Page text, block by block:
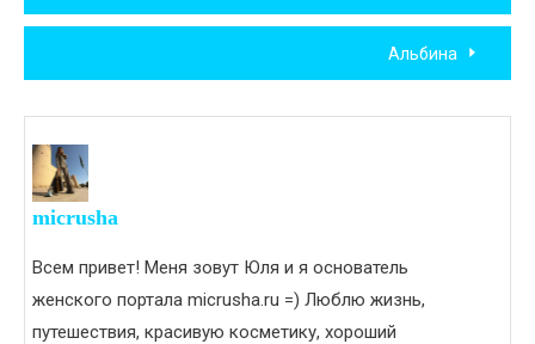
по
записям
Альбина
micrusha
Всем привет! Меня зовут Юля и я основатель
женского портала micrusha.ru =) Люблю жизнь,
путешествия, красивую косметику, хороший